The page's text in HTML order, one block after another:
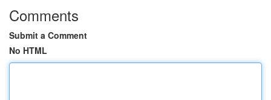
Comments
Submit a Comment
No HTML